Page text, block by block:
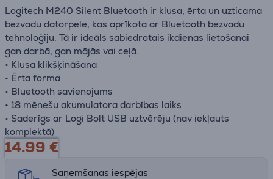
Logitech M240 Silent Bluetooth ir klusa, ērta un uzticama
bezvadu datorpele, kas aprīkota ar Bluetooth bezvadu
tehnoloģiju. Tā ir ideāls sabiedrotais ikdienas lietošanai
gan darbā, gan mājās vai ceļā.
• Klusa klikšķināšana
• Ērta forma
• Bluetooth savienojums
• 18 mēnešu akumulatora darbības laiks
• Saderīgs ar Logi Bolt USB uztvērēju (nav iekļauts
komplektā)
14.99 €
Saņemšanas iespējas